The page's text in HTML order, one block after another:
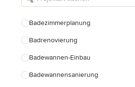
Einbauschränke
Badezimmerplanung
Badrenovierung
Badewannen-Einbau
Badewannensanierung